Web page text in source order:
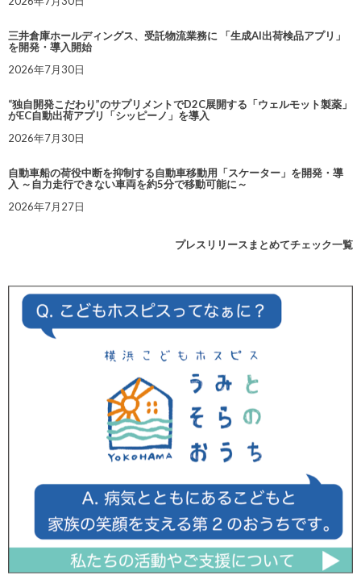
三井倉庫ホールディングス、受託物流業務に 「生成AI出荷検品アプリ」
を開発・導入開始
2026年7月30日
“独自開発こだわり”のサプリメントでD2C展開する「ウェルモット製薬」
がEC自動出荷アプリ「シッピーノ」を導入
2026年7月30日
自動車船の荷役中断を抑制する自動車移動用「スケーター」を開発・導
入 ～自力走行できない車両を約5分で移動可能に～
2026年7月27日
プレスリリースまとめてチェック一覧